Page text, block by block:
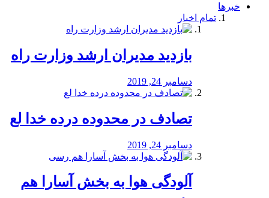
خبرها
تمام اخبار
بازدید مدیران ارشد وزارت راه
دسامبر 24, 2019
تصادف در محدوده درده خدا لع
دسامبر 24, 2019
آلودگی هوا به بخش آسارا هم